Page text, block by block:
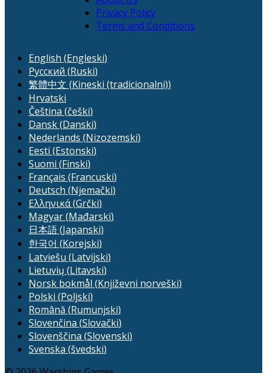
Privacy Policy
Terms and Conditions
English (Engleski)
Русский (Ruski)
繁體中文 (Kineski (tradicionalni))
Hrvatski
Čeština (češki)
Dansk(Danski)
Nederlands (Nizozemski)
Eesti (Estonski)
Suomi (Finski)
Français (Francuski)
Deutsch (Njemački)
Ελληνικά(Grčki)
Magyar(Mađarski)
日本語(Japanski)
한국어 (Korejski)
Latviešu (Latvijski)
Lietuvių (Litavski)
Norsk bokmål (Književni norveški)
Polski (Poljski)
Română (Rumunjski)
Slovenčina (Slovački)
Slovenščina (Slovenski)
Svenska (švedski)